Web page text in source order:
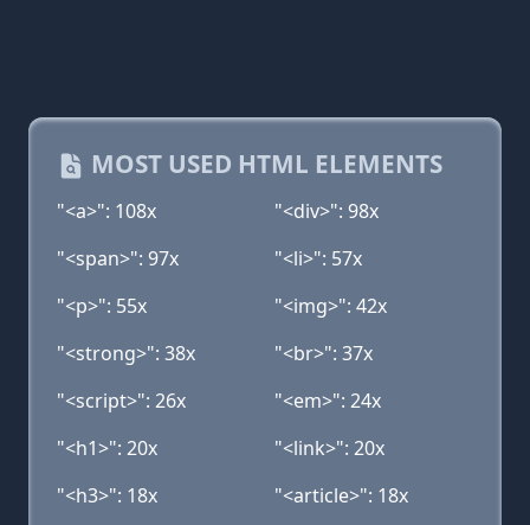
MOST USED HTML ELEMENTS
"<a>": 108x
"<div>": 98x
"<span>": 97x
"<li>": 57x
"<p>": 55x
"<img>": 42x
"<strong>": 38x
"<br>": 37x
"<script>": 26x
"<em>": 24x
"<h1>": 20x
"<link>": 20x
"<h3>": 18x
"<article>": 18x